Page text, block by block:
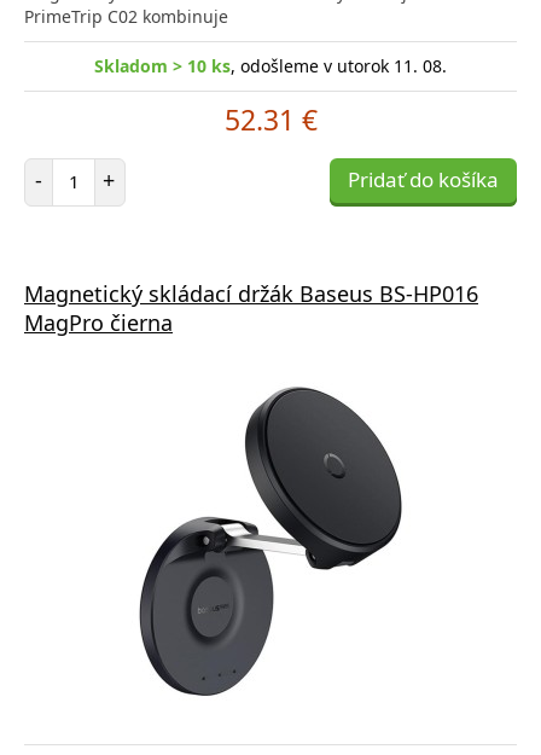
PrimeTrip C02 kombinuje
Skladom > 10 ks, odošleme v utorok 11. 08.
52.31 €
- Počet položiek
+ Pridať do košíka
Magnetický skládací držák Baseus BS-HP016
MagPro čierna